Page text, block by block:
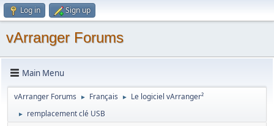
Log in Sign up
vArranger Forums
Main Menu
vArranger Forums ► Français ► Le logiciel vArranger²
► remplacement clé USB